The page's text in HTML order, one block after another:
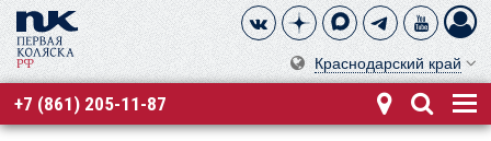
Краснодарский край
+7 (861) 205-11-87